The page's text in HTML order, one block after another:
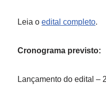
Leia o edital completo.
Cronograma previsto:
Lançamento do edital –